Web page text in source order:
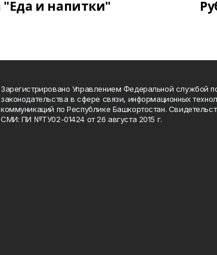
"Еда и напитки"
Зарегистрировано Управлением Федеральной службой
законодательства в сфере связи, информационных
коммуникаций по Республике Башкортостан.
СМИ: ПИ №ТУ02-01424 от 26 августа 2015 г.